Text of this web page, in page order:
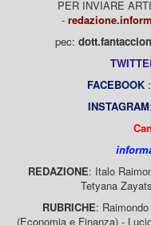
PER INVIARE
-
pec:
FACEBOOK :
INSTAGRAM:
REDAZIONE: Italo
Tetyana
RUBRICHE:
(Economia e Finanza) -